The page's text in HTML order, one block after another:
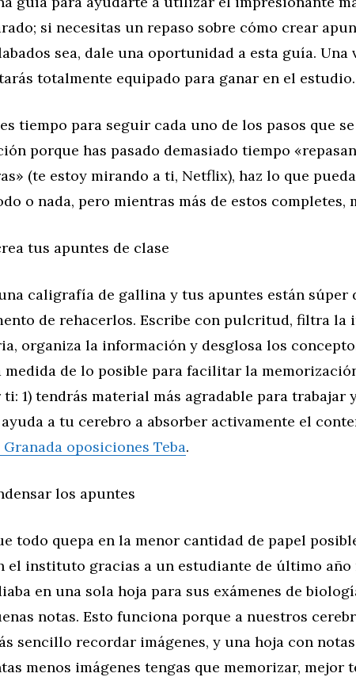
si necesitas un repaso sobre cómo crear
sea, dale una oportunidad a esta guía. Una
totalmente equipado para ganar en el estudio.
tiempo para seguir cada uno de los pasos que
porque has pasado demasiado tiempo
(te estoy mirando a ti, Netflix), haz lo que
o nada, pero mientras más de estos completes,
tus apuntes de clase
caligrafía de gallina y tus apuntes están súper
de rehacerlos. Escribe con pulcritud, filtra la
organiza la información y desglosa los
de lo posible para facilitar la
ti: 1) tendrás material más agradable para trabajar
a tu cerebro a absorber activamente el
Granada oposiciones Teba.
los apuntes
todo quepa en la menor cantidad de papel
el instituto gracias a un estudiante de último
en una sola hoja para sus exámenes de
notas. Esto funciona porque a nuestros
sencillo recordar imágenes, y una hoja con
menos imágenes tengas que memorizar, mejor